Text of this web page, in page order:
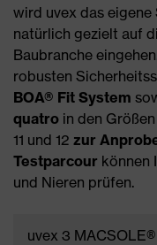
wird uvex das
natürlich gezielt auf
Baubranche
robusten
BOA® Fit System
quatro in den
11 und 12 zur
Testparcour können
und Nieren prüfen.
uvex 3